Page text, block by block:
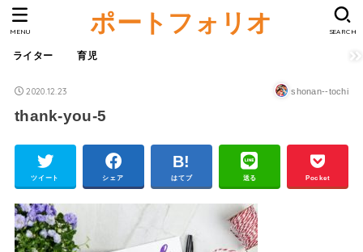
ポートフォリオ
ライター 育児
SEARCH
MENU
2020.12.23 shonan--tochi
thank-you-5
ツイート シェア はてブ 送る Pocket